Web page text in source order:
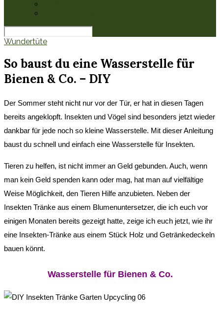
Wundertüte
So baust du eine Wasserstelle für
Bienen & Co. – DIY
Der Sommer steht nicht nur vor der Tür, er hat in diesen Tagen
bereits angeklopft. Insekten und Vögel sind besonders jetzt wieder
dankbar für jede noch so kleine Wasserstelle. Mit dieser Anleitung
baust du schnell und einfach eine Wasserstelle für Insekten.
Tieren zu helfen, ist nicht immer an Geld gebunden. Auch, wenn
man kein Geld spenden kann oder mag, hat man auf vielfältige
Weise Möglichkeit, den Tieren Hilfe anzubieten. Neben der
Insekten Tränke aus einem Blumenuntersetzer, die ich euch vor
einigen Monaten bereits gezeigt hatte, zeige ich euch jetzt, wie ihr
eine Insekten-Tränke aus einem Stück Holz und Getränkedeckeln
bauen könnt.
Wasserstelle für Bienen & Co.